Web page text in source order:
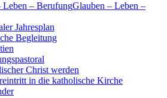
Glauben – Leben –
Jahresplan
Begleitung
Christ werden
in die katholische Kirche